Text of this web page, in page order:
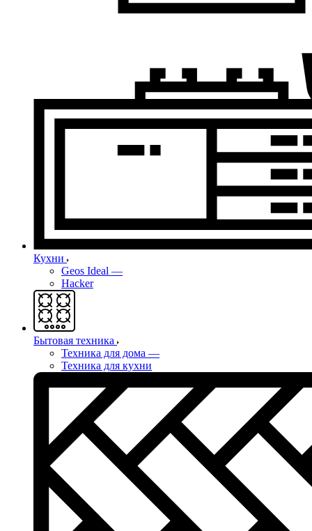
Кухни
Geos Ideal —
Hacker
Бытовая техника
Техника для дома —
Техника для кухни